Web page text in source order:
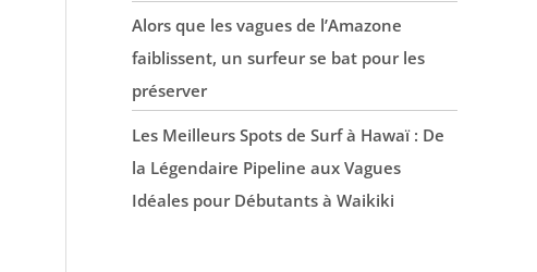
Alors que les vagues de l’Amazone
faiblissent, un surfeur se bat pour les
préserver
Les Meilleurs Spots de Surf à Hawaï : De
la Légendaire Pipeline aux Vagues
Idéales pour Débutants à Waikiki